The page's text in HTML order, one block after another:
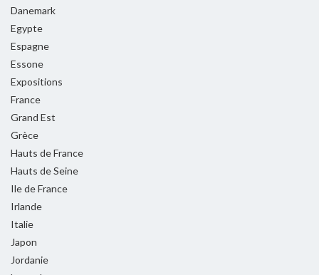
Danemark
Egypte
Espagne
Essone
Expositions
France
Grand Est
Grèce
Hauts de France
Hauts de Seine
Ile de France
Irlande
Italie
Japon
Jordanie